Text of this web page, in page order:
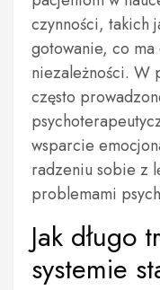
czynności, takich
gotowanie, co
niezależności. W
często
wsparcie
radzeniu sobie z
problemami
Jak długo
systemie